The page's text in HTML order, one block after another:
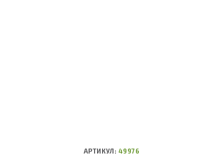
АРТИКУЛ:49976